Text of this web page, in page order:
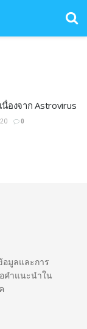
นื่องจาก Astrovirus
0
อมูลและการ
คำแนะนำใน